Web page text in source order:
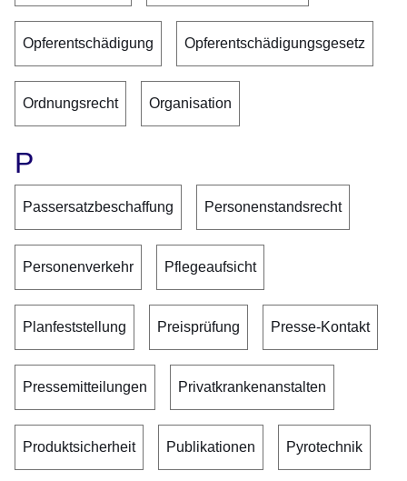
Opferentschädigung Opferentschädigungsgesetz
Ordnungsrecht Organisation
P
Passersatzbeschaffung Personenstandsrecht
Personenverkehr Pflegeaufsicht
Planfeststellung Preisprüfung Presse-Kontakt
Pressemitteilungen Privatkrankenanstalten
Produktsicherheit Publikationen Pyrotechnik